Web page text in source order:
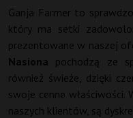
Ganja Farmer to
który ma setki
prezentowane w naszej
Nasiona pochodzą ze
również świeże, dzięki
swoje cenne właściwości.
naszych klientów, są